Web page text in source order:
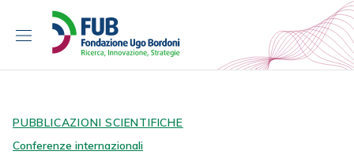
p
PUBBLICAZIONI SCIENTIFICHE
Conferenze internazionali